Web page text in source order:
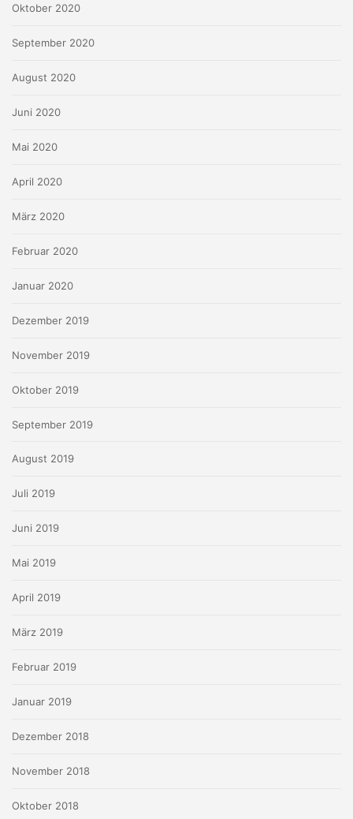
Oktober 2020
September 2020
August 2020
Juni 2020
Mai 2020
April 2020
März 2020
Februar 2020
Januar 2020
Dezember 2019
November 2019
Oktober 2019
September 2019
August 2019
Juli 2019
Juni 2019
Mai 2019
April 2019
März 2019
Februar 2019
Januar 2019
Dezember 2018
November 2018
Oktober 2018